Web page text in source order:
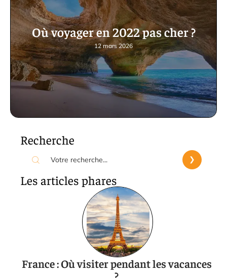
Où voyager en 2022 pas cher ?
12 mars 2026
Recherche
Les articles phares
France : Où visiter pendant les vacances